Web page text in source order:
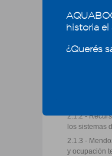
2.1 -
2.1.1 -
2.1.2 -
los sistemas
2.1.3 -
y ocupación
historia el
¿Querés